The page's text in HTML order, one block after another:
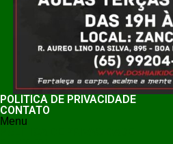
POLÍTICA DE PRIVACIDADE
CONTATO
Menu